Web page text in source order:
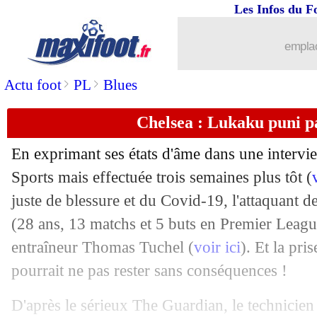
Actu foot> PL > Blues
Les Infos du
Chelsea : Lukaku puni
En exprimant ses états d'âme dans une
Sports mais effectuée trois semaines plus tôt (
juste de blessure et du Covid-19, l'attaquant
(28 ans, 13 matchs et 5 buts en Premier
entraîneur Thomas Tuchel (voir ici). Et la
pourrait ne pas rester sans conséquences !
D'après le sérieux The Guardian, le
CdF: Bordeaux prend 3-0, Nantes et
02/01 CdF
02/01 CdF: Nancy-Rennes, les compos
02/01 Newcastle : un intérêt pour
02/01 PSG : sa situation, Pochettino
02/01 Barça: Dembélé taxé de mercenaire !
Reims: Busi, première recrue
02/01 PSG: Neymar va rentrer plus tard